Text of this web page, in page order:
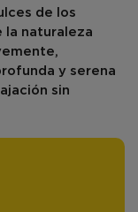
de los
la naturaleza
y serena
sin